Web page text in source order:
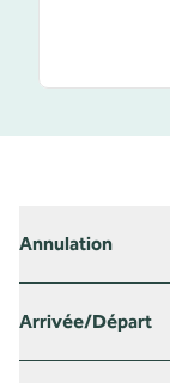
Annulation
Arrivée/Départ